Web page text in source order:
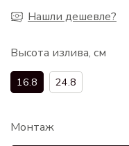
Нашли дешевле?
Высота излива, см
16.8 24.8
Монтаж